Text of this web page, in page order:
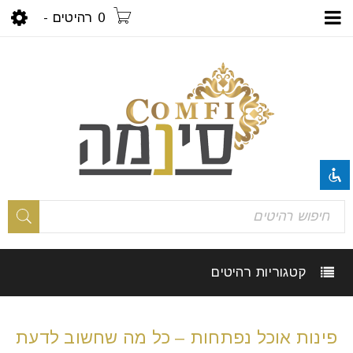
0 רהיטים -
קטגוריות רהיטים
פינות אוכל נפתחות – כל מה שחשוב לדעת
השבת את ההבזקים
settings צבע רקע
zoom_in זום (הגדלה)